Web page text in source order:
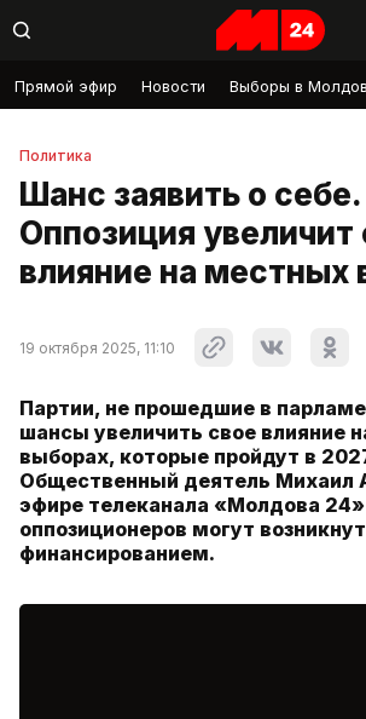
Прямой эфир Новости Выборы в
Политика
Шанс заявить о себе.
Оппозиция увеличит
влияние на местных
19 октября 2025, 11:10
Партии, не прошедшие в
шансы увеличить свое влияние
выборах, которые пройдут в
Общественный деятель Михаил
эфире телеканала «Молдова 24»
оппозиционеров могут
финансированием.